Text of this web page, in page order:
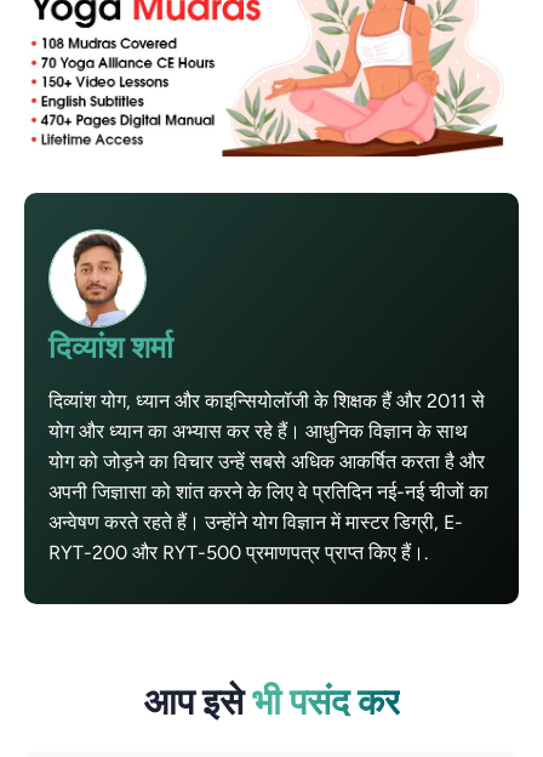
दिव्यांश शर्मा
दिव्यांश योग, ध्यान और काइन्सियोलॉजी के शिक्षक हैं और 2011 से
योग और ध्यान का अभ्यास कर रहे हैं। आधुनिक विज्ञान के साथ
योग को जोड़ने का विचार उन्हें सबसे अधिक आकर्षित करता है और
अपनी जिज्ञासा को शांत करने के लिए वे प्रतिदिन नई-नई चीजों का
अन्वेषण करते रहते हैं। उन्होंने योग विज्ञान में मास्टर डिग्री, E-
RYT-200 और RYT-500 प्रमाणपत्र प्राप्त किए हैं।.
आप इसेभी पसंद कर